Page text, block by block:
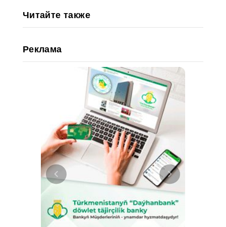
Читайте также
Реклама